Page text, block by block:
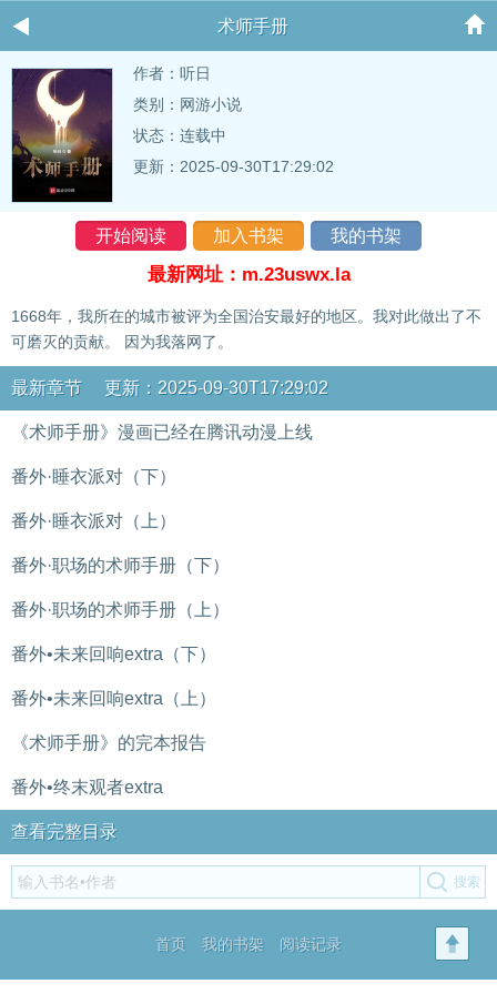
术师手册
作者： 听日
类别：网游小说
状态：连载中
更新：2025-09-30T17:29:02
开始阅读 加入书架 我的书架
最新网址：m.23uswx.la
1668年，我所在的城市被评为全国治安最好的地区。我对此做出了不
可磨灭的贡献。 因为我落网了。
最新章节 更新：2025-09-30T17:29:02
《术师手册》漫画已经在腾讯动漫上线
番外·睡衣派对（下）
番外·睡衣派对（上）
番外·职场的术师手册（下）
番外·职场的术师手册（上）
番外•未来回响extra（下）
番外•未来回响extra（上）
《术师手册》的完本报告
番外•终末观者extra
查看完整目录
首页 我的书架 阅读记录